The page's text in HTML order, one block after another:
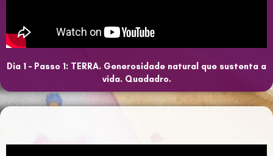
Dia 1 – Passo 1: TERRA. Generosidade natural que sustenta a
vida. Quadadro.